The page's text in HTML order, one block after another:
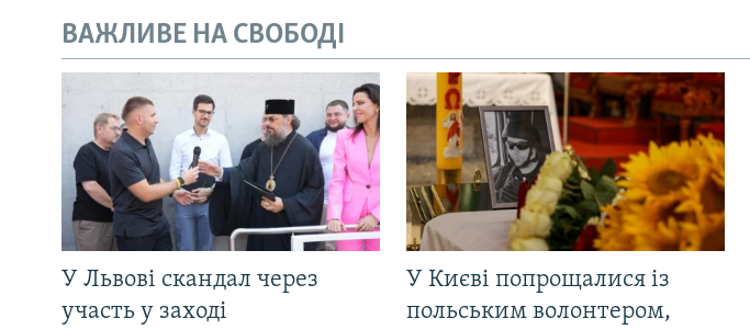
ВАЖЛИВЕ НА СВОБОДІ
У Львові скандал через
участь у заході
У Києві попрощалися із
польським волонтером,